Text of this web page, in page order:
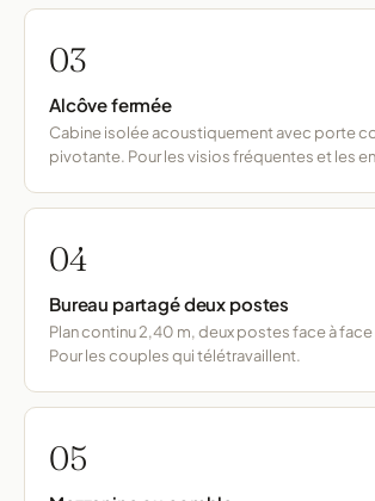
03
Alcôve fermée
Cabine isolée acoustiquement avec porte
pivotante. Pour les visios fréquentes et les
04
Bureau partagé deux postes
Plan continu 2,40 m, deux postes face à
Pour les couples qui télétravaillent.
05